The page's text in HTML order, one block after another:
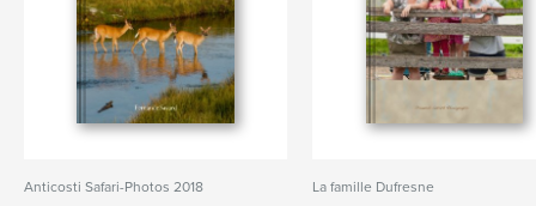
Anticosti Safari-Photos 2018 La famille Dufresne